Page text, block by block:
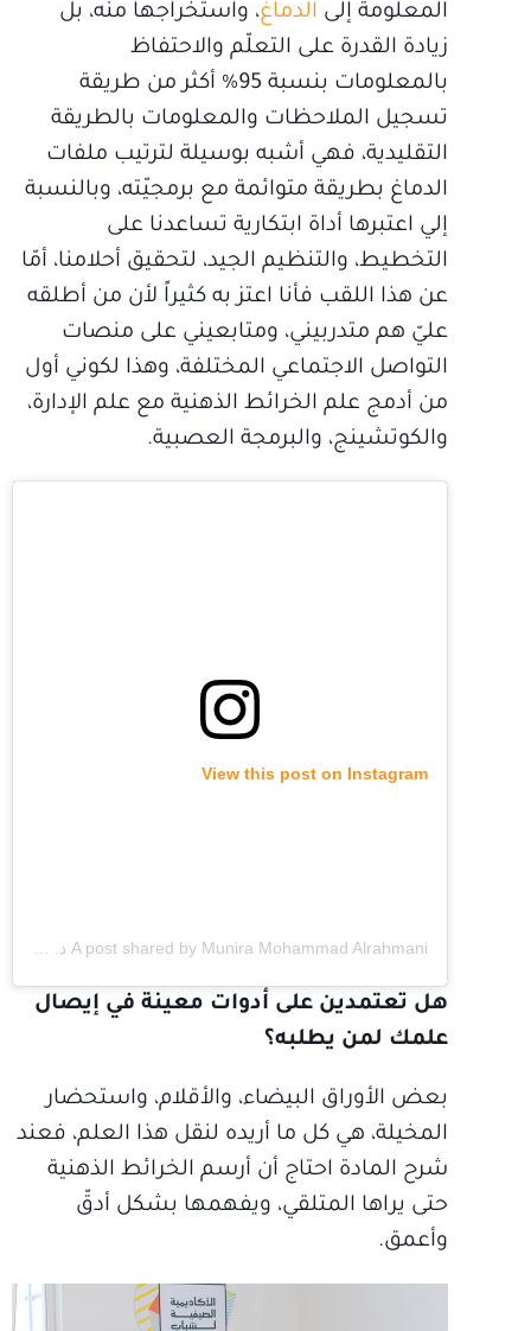
المعلومة إلى الدماغ، واستخراجها منه، بل
زيادة القدرة على التعلّم والاحتفاظ
بالمعلومات بنسبة 95% أكثر من طريقة
تسجيل الملاحظات والمعلومات بالطريقة
التقليدية، فهي أشبه بوسيلة لترتيب ملفات
الدماغ بطريقة متوائمة مع برمجيّته، وبالنسبة
إلي اعتبرها أداة ابتكارية تساعدنا على
التخطيط، والتنظيم الجيد، لتحقيق أحلامنا، أمّا
عن هذا اللقب فأنا اعتز به كثيراً لأن من أطلقه
عليّ هم متدربيني، ومتابعيني على منصات
التواصل الاجتماعي المختلفة، وهذا لكوني أول
من أدمج علم الخرائط الذهنية مع علم الإدارة،
والكوتشينج، والبرمجة العصبية.
View this post on Instagram
هل تعتمدين على أدوات معينة في إيصال
علمك لمن يطلبه؟
بعض الأوراق البيضاء، والأقلام، واستحضار
المخيلة، هي كل ما أريده لنقل هذا العلم، فعند
شرح المادة احتاج أن أرسم الخرائط الذهنية
حتى يراها المتلقي، ويفهمها بشكل أدقّ
وأعمق.